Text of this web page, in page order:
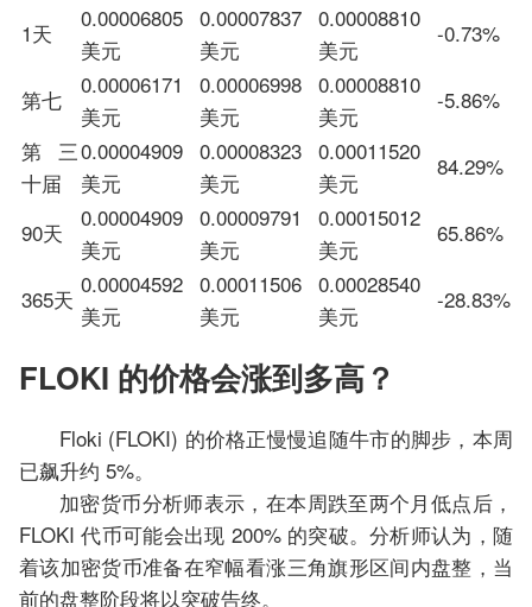
1天
0.00006805
美元
0.00007837
美元
0.00008810
美元
-0.73%
第七
0.00006171
美元
0.00006998
美元
0.00008810
美元
-5.86%
第三
十届
0.00004909
美元
0.00008323
美元
0.00011520
美元
84.29%
90天
0.00004909
美元
0.00009791
美元
0.00015012
美元
65.86%
365天
0.00004592
美元
0.00011506
美元
0.00028540
美元
-28.83%
FLOKI 的价格会涨到多高？
Floki (FLOKI) 的价格正慢慢追随牛市的脚步，本周
已飙升约 5%。
加密货币分析师表示，在本周跌至两个月低点后，
FLOKI 代币可能会出现 200% 的突破。分析师认为，随
着该加密货币准备在窄幅看涨三角旗形区间内盘整，当
前的盘整阶段将以突破告终。